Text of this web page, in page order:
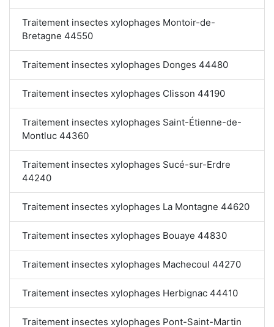
Traitement insectes xylophages Montoir-de-
Bretagne 44550
Traitement insectes xylophages Donges 44480
Traitement insectes xylophages Clisson 44190
Traitement insectes xylophages Saint-Étienne-de-
Montluc 44360
Traitement insectes xylophages Sucé-sur-Erdre
44240
Traitement insectes xylophages La Montagne 44620
Traitement insectes xylophages Bouaye 44830
Traitement insectes xylophages Machecoul 44270
Traitement insectes xylophages Herbignac 44410
Traitement insectes xylophages Pont-Saint-Martin